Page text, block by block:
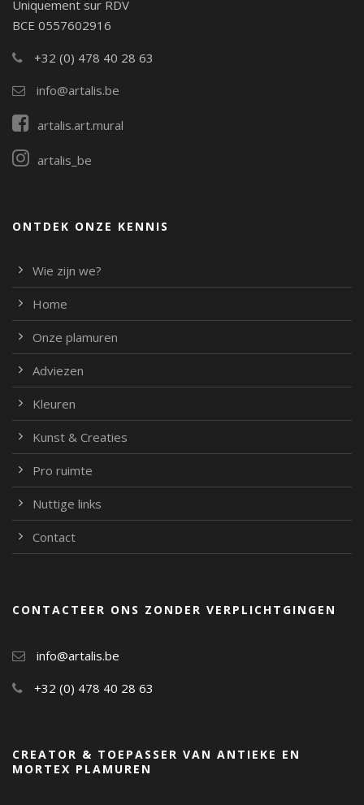
Uniquement sur RDV
BCE 0557602916
+32 (0) 478 40 28 63
info@artalis.be
artalis.art.mural
artalis_be
ONTDEK ONZE KENNIS
Wie zijn we?
Home
Onze plamuren
Adviezen
Kleuren
Kunst & Creaties
Pro ruimte
Nuttige links
Contact
CONTACTEER ONS ZONDER VERPLICHTGINGEN
info@artalis.be
+32 (0) 478 40 28 63
CREATOR & TOEPASSER VAN ANTIEKE EN
MORTEX PLAMUREN